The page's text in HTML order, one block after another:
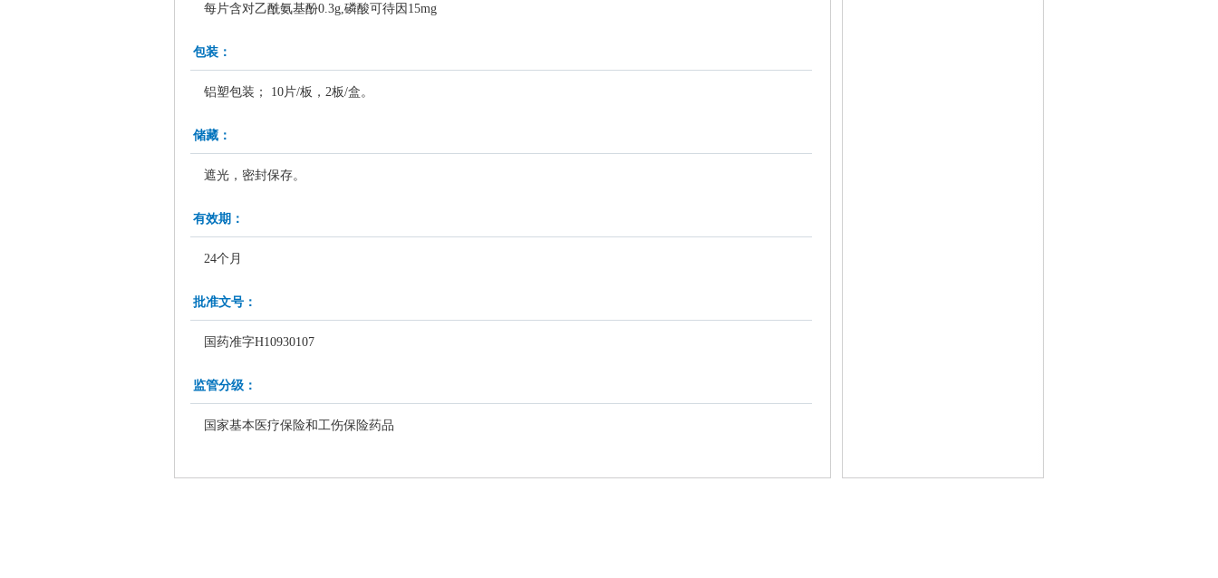
每片含对乙酰氨基酚0.3g,磷酸可待因15mg
包装：
铝塑包装； 10片/板，2板/盒。
储藏：
遮光，密封保存。
有效期：
24个月
批准文号：
国药准字H10930107
监管分级：
国家基本医疗保险和工伤保险药品